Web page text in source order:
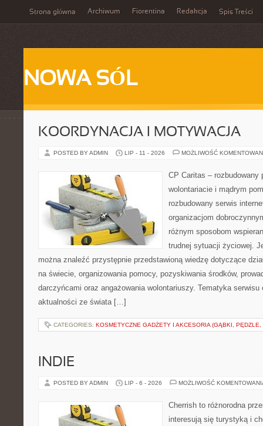
Strona główna Archiwum Fiorentina Redakcja Spis Treści
NOWA SÓL
KOORDYNACJA I MOTYWACJA
POSTED BY ADMIN LIP - 11 - 2026 MOŻLIWOŚĆ
CP Caritas – rozbudowany
wolontariacie i mądrym
rozbudowany serwis
organizacjom
różnym sposobom
trudnej sytuacji życiowej.
można znaleźć przystępnie przedstawioną wiedzę dotyczące
na świecie, organizowania pomocy, pozyskiwania środków,
darczyńcami oraz angażowania wolontariuszy. Tematyka
aktualności ze świata […]
CATEGORIES: KOSMETYCZNE GADŻETY I AKCESORIA (GĄBKI, PĘDZLE,
INDIE
POSTED BY ADMIN LIP - 6 - 2026 MOŻLIWOŚĆ
Cherrish to różnorodna
interesują się turystyką i